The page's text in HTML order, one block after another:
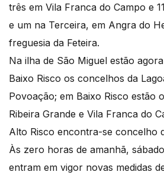
três em Vila Franca do Campo e
e um na Terceira, em Angra do
freguesia da Feteira.
Na ilha de São Miguel estão
Baixo Risco os concelhos da
Povoação; em Baixo Risco estão
Ribeira Grande e Vila Franca do
Alto Risco encontra-se concelho
Às zero horas de amanhã,
entram em vigor novas medidas